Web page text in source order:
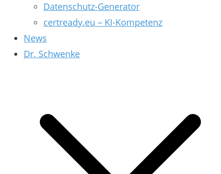
Datenschutz-Generator
certready.eu – KI-Kompetenz
News
Dr. Schwenke